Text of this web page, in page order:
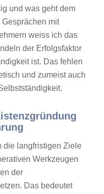
und was geht dem
mit
weiss ich das
der Erfolgsfaktor
ist. Das fehlen
und zumeist auch
die langfristigen Ziele
Werkzeugen
der
Das bedeutet